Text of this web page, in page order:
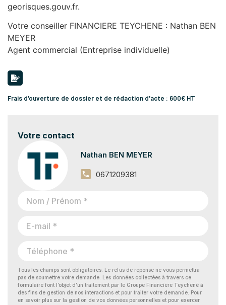
georisques.gouv.fr.
Votre conseiller FINANCIERE TEYCHENE : Nathan BEN
MEYER
Agent commercial (Entreprise individuelle)
Frais d'ouverture de dossier et de rédaction d'acte : 600€ HT
Votre contact
Nathan BEN MEYER
0671209381
Tous les champs sont obligatoires. Le refus de réponse ne vous permettra
pas de soumettre votre demande. Les données collectées à travers ce
formulaire font l’objet d’un traitement par le Groupe Financière Teychené à
des fins de gestion de nos interactions et pour traiter votre demande. Pour
en savoir plus sur la gestion de vos données personnelles et pour exercer